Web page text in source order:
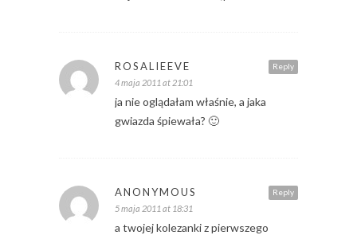
Reply
ROSALIEEVE
4 maja 2011 at 21:01
ja nie oglądałam właśnie, a jaka
gwiazda śpiewała? 🙂
Reply
ANONYMOUS
5 maja 2011 at 18:31
a twojej kolezanki z pierwszego